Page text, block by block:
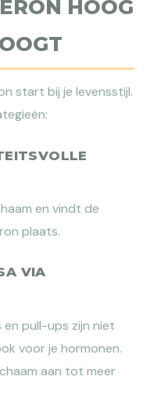
HOOG
start bij je levensstijl.
en vindt de
plaats.
VIA
pull-ups zijn niet
voor je hormonen.
aan tot meer